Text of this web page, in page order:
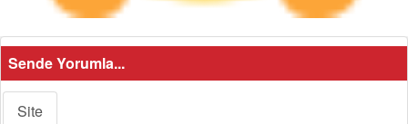
Sende Yorumla...
Site